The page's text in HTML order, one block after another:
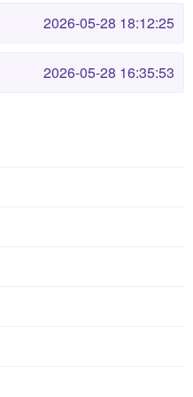
2026-05-28 18:12:25
2026-05-28 16:35:53